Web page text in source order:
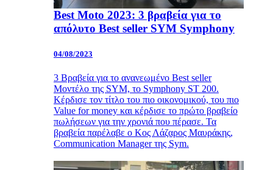
Best Moto 2023: 3 βραβεία για το
απόλυτο Best seller SYM Symphony
04/08/2023
3 Βραβεία για το ανανεωμένο Best seller
Μοντέλο της SYM, το Symphony ST 200.
Κέρδισε τον τίτλο του πιο οικονομικού, του πιο
Value for money και κέρδισε το πρώτο βραβείο
πωλήσεων για την χρονιά που πέρασε. Τα
βραβεία παρέλαβε ο Κος Λάζαρος Μαυράκης,
Communication Manager της Sym.